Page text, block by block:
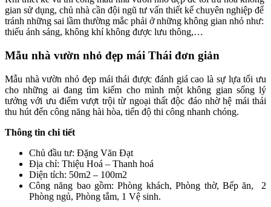
gian sử dụng, chủ nhà cần đội ngũ tư vấn thiết kế chuyên nghiệp để
tránh những sai lầm thường mắc phải ở những không gian nhỏ như:
thiếu ánh sáng, không khí không được lưu thông,…
Mẫu nhà vườn nhỏ đẹp mái Thái đơn giản
Mẫu nhà vườn nhỏ đẹp mái thái được đánh giá cao là sự lựa tối ưu
cho những ai đang tìm kiếm cho mình một không gian sống lý
tưởng với ưu điểm vượt trội từ ngoại thất độc đáo nhờ hệ mái thái
thu hút đến công năng hài hòa, tiến độ thi công nhanh chóng.
Thông tin chi tiết
Chủ đầu tư: Đặng Văn Đạt
Địa chỉ: Thiệu Hoá – Thanh hoá
Diện tích: 50m2 – 100m2
Công năng bao gồm: Phòng khách, Phòng thờ, Bếp ăn, 2
Phòng ngủ, Phòng tắm, 1 Vệ sinh.